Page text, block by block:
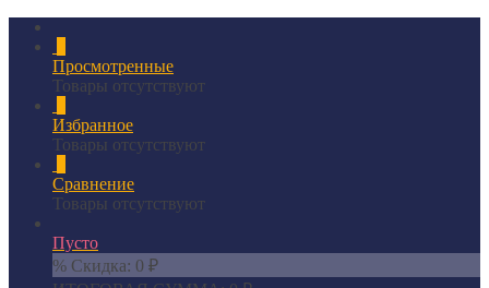
Просмотренные
Товары отсутствуют
Избранное
Товары отсутствуют
Сравнение
Товары отсутствуют
Пусто
% Скидка: 0 ₽